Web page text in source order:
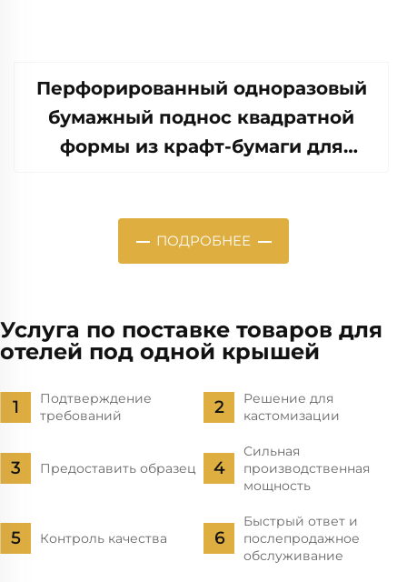
Перфорированный одноразовый
бумажный поднос квадратной
формы из крафт-бумаги для
шоколада, печенья, корма для
животных и т.д.
ПОДРОБНЕЕ
Услуга по поставке товаров для
отелей под одной крышей
Подтверждение
требований
Решение для
кастомизации
Предоставить образец
Сильная
производственная
мощность
Контроль качества
Быстрый ответ и
послепродажное
обслуживание